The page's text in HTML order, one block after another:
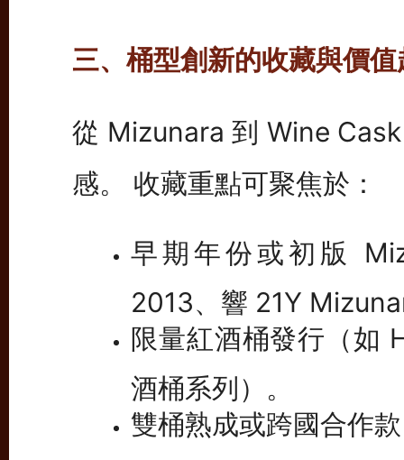
三、桶型創新的收藏與價值
從 Mizunara 到 Wine
感。 收藏重點可聚焦於：
早期年份或初版
2013、響 21Y
限量紅酒桶發行（如
酒桶系列）。
雙桶熟成或跨國合作